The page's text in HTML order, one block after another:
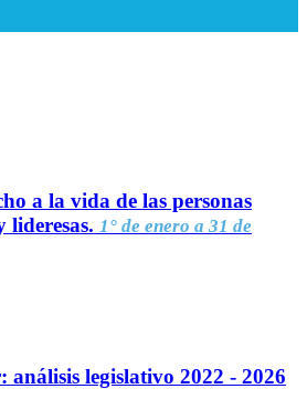
a la vida de las personas
lideresas. 1° de enero a 31 de
análisis legislativo 2022 - 2026